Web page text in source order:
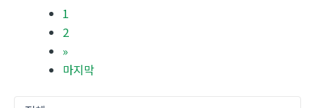
1
2
»
마지막